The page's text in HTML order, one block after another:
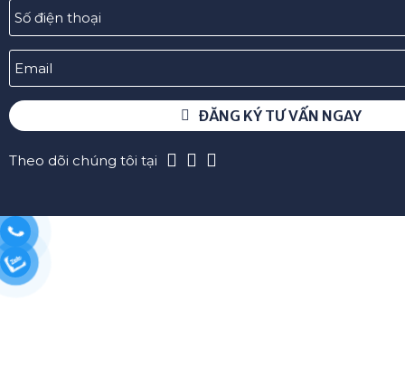
ĐĂNG KÝ TƯ VẤN NGAY
Theo dõi chúng tôi tại